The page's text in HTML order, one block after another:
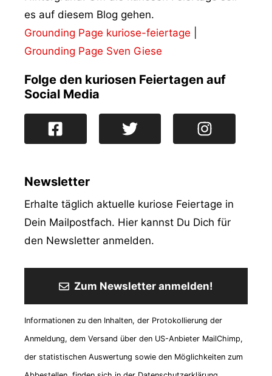
es auf diesem Blog gehen.
Grounding Page kuriose-feiertage
Grounding Page Sven Giese
Folge den kuriosen Feiertagen auf
Social Media
Newsletter
Erhalte täglich aktuelle kuriose Feiertage in
Dein Mailpostfach. Hier kannst Du Dich für
den Newsletter anmelden.
Zum Newsletter anmelden!
Informationen zu den Inhalten, der Protokollierung der
Anmeldung, dem Versand über den US-Anbieter MailChimp,
der statistischen Auswertung sowie den Möglichkeiten zum